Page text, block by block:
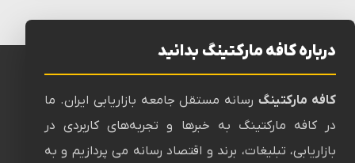
درباره کافه مارکتینگ بدانید
کافه مارکتینگرسانه‌ مستقل جامعه بازاریابی ایران. ما
در کافه مارکتینگ به خبرها و تجربه‌های کاربردی در
بازاریابی، تبلیغات، برند و اقتصاد رسانه می پردازیم و به